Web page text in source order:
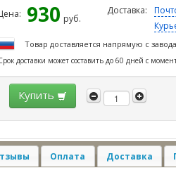
930 руб.
Доставка:
Товар доставляется напрямую с
доставки может составить до 60 дней с
Купить
Оплата Доставка